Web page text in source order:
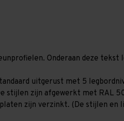
Onderaan deze tekst
uitgerust met 5
stijlen zijn afgewerkt met RAL
zijn verzinkt. (De stijlen en